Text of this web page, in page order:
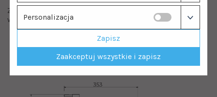
Zalecamy, aby montaż baterii Imax wykonała osoba
wykwalifikowana.
Personalizacja
Zapisz
Zaakceptuj wszystkie i zapisz